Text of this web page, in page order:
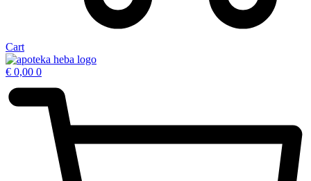
Cart
€ 0,00 0